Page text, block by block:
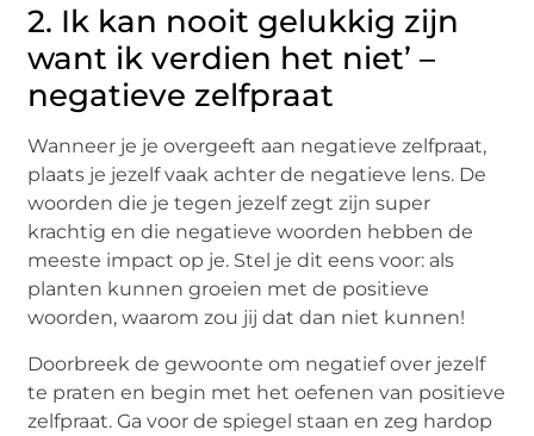
2. Ik kan nooit gelukkig zijn
want ik verdien het niet’ –
negatieve zelfpraat
Wanneer je je overgeeft aan negatieve zelfpraat,
plaats je jezelf vaak achter de negatieve lens. De
woorden die je tegen jezelf zegt zijn super
krachtig en die negatieve woorden hebben de
meeste impact op je. Stel je dit eens voor: als
planten kunnen groeien met de positieve
woorden, waarom zou jij dat dan niet kunnen!
Doorbreek de gewoonte om negatief over jezelf
te praten en begin met het oefenen van positieve
zelfpraat. Ga voor de spiegel staan en zeg hardop